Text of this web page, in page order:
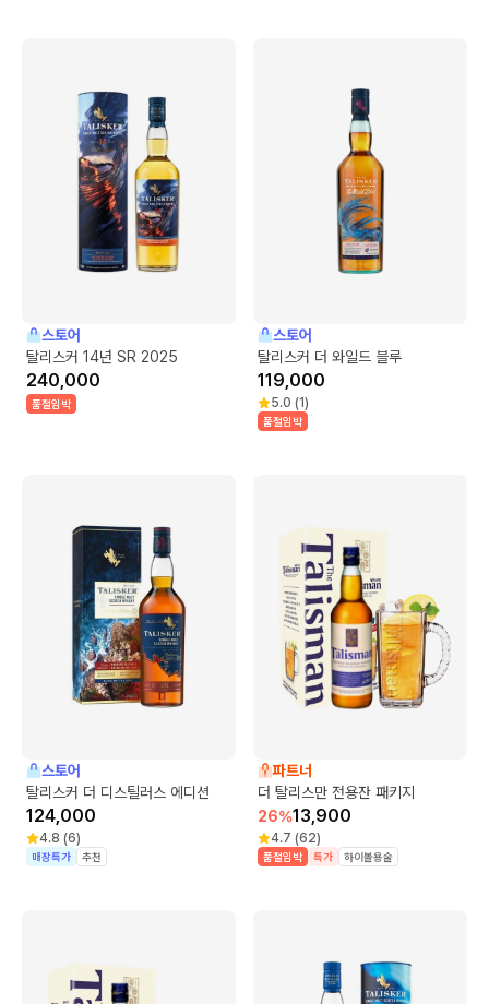
스토어
탈리스커 14년 SR 2025
240,000
품절임박
스토어
탈리스커 더 와일드 블루
119,000
5.0 (1)
품절임박
스토어
탈리스커 더 디스틸러스 에디션
124,000
4.8 (6)
매장특가 추천
파트너
더 탈리스만 전용잔 패키지
26%13,900
4.7 (62)
품절임박 특가 하이볼용술